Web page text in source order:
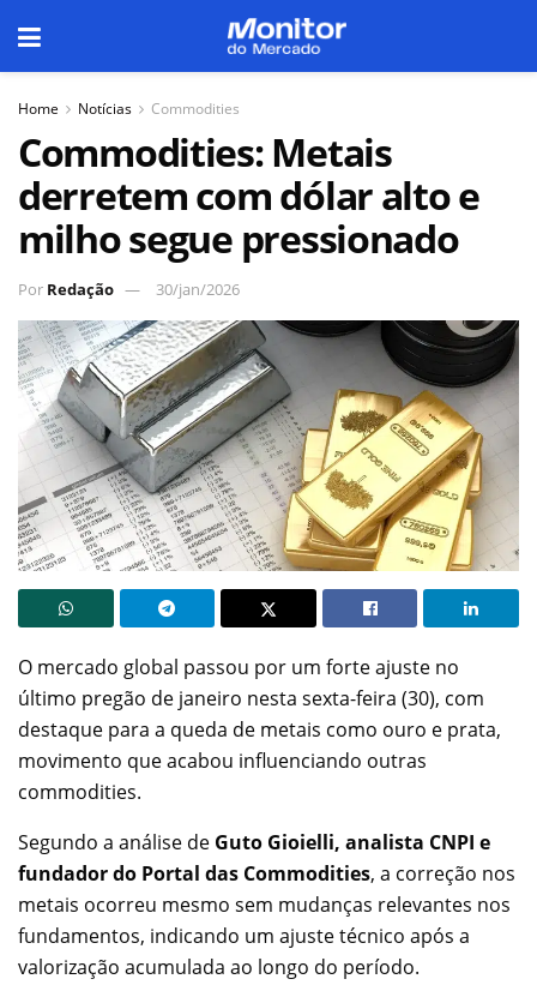
Home Notícias Commodities
Commodities: Metais
derretem com dólar alto e
milho segue pressionado
Por Redação 30/jan/2026
O mercado global passou por um forte ajuste no
último pregão de janeiro nesta sexta-feira (30), com
destaque para a queda de metais como ouro e prata,
movimento que acabou influenciando outras
commodities.
Segundo a análise de Guto Gioielli, analista CNPI e
fundador do Portal das Commodities, a correção nos
metais ocorreu mesmo sem mudanças relevantes nos
fundamentos, indicando um ajuste técnico após a
valorização acumulada ao longo do período.